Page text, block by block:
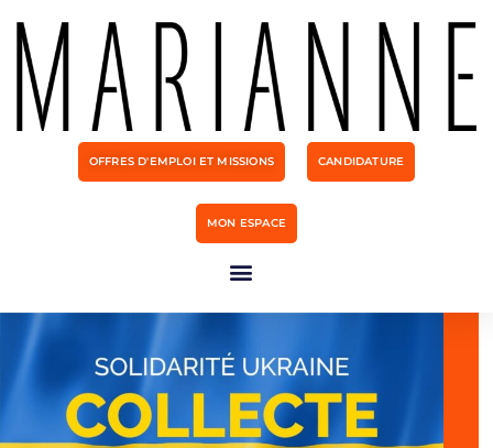
OFFRES D'EMPLOI ET MISSIONS CANDIDATURE
MON ESPACE